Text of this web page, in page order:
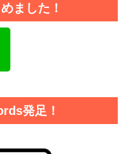
ました！
発足！